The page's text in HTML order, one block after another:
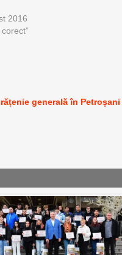
2016
generală în Petroșani